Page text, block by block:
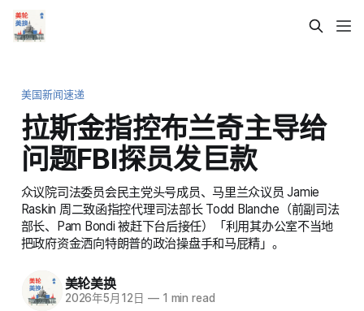
美国新闻速递
拉斯金指控布兰奇主导给
问题FBI探员发巨款
众议院司法委员会民主党头号成员、马里兰众议员 Jamie
Raskin 周二致函指控代理司法部长 Todd Blanche（前副司法
部长、Pam Bondi 被赶下台后接任）「利用其办公室不当地
把政府资金洒向特朗普的政治操盘手和马屁精」。
美轮美换
2026年5月12日 —1 min read